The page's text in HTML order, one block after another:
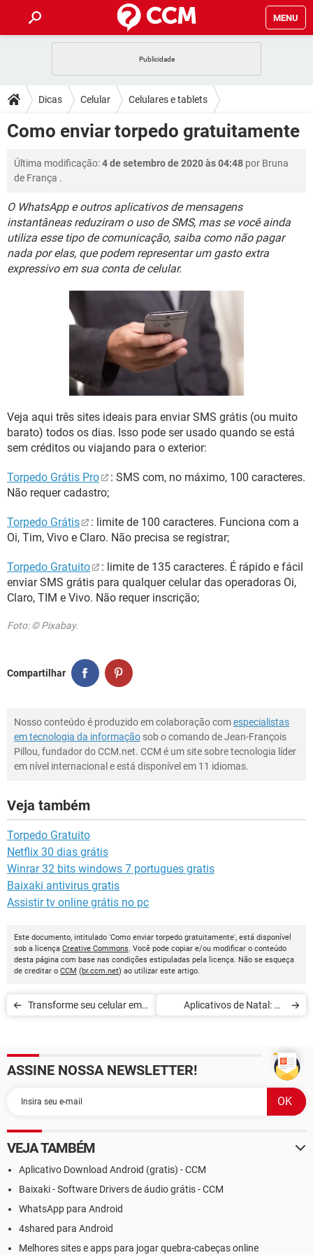
MENU
CELULAR FACEBOOK
OUTLOOK EXCEL
GUIA DE COMPRAS
DICAS
JOGOS
CELULAR FACEBOOK
OUTLOOK EXCEL
GUIA DE COMPRAS
DOWNLOADS
CELULAR
INSTAGRAM GMAIL
GUIA DE COMPRAS
FÓRUM
CELULAR FACEBOOK
OUTLOOK EXCEL
INSTAGRAM GMAIL
JOGOS WHATSAPP
CELULAR
OUTLOOK EXCEL
GMAIL
GUIA DE COMPRAS
Dicas Celular Celulares e tablets
Como enviar torpedo gratuitamente
Última modificação:4 de setembro de 2020 às 04:48 por Bruna
de França .
O WhatsApp e outros aplicativos de mensagens
instantâneas reduziram o uso de SMS, mas se você ainda
utiliza esse tipo de comunicação, saiba como não pagar
nada por elas, que podem representar um gasto extra
expressivo em sua conta de celular.
Veja aqui três sites ideais para enviar SMS grátis (ou muito
barato) todos os dias. Isso pode ser usado quando se está
sem créditos ou viajando para o exterior:
Torpedo Grátis Pro
: SMS com, no máximo, 100 caracteres.
Não requer cadastro;
Torpedo Grátis
: limite de 100 caracteres. Funciona com a
Oi, Tim, Vivo e Claro. Não precisa se registrar;
Torpedo Gratuito
: limite de 135 caracteres. É rápido e fácil
enviar SMS grátis para qualquer celular das operadoras Oi,
Claro, TIM e Vivo. Não requer inscrição;
Foto: © Pixabay.
Compartilhar
Nosso conteúdo é produzido em colaboração comespecialistas
em tecnologia da informação sob o comando de Jean-François
Pillou, fundador do CCM.net. CCM é um site sobre tecnologia líder
em nível internacional e está disponível em 11 idiomas.
Veja também
Torpedo Gratuito
Netflix 30 dias grátis
Winrar 32 bits windows 7 portugues gratis
Baixaki antivirus gratis
Assistir tv online grátis no pc
Este documento, intitulado 'Como enviar torpedo gratuitamente', está disponível
sob a licença Creative Commons. Você pode copiar e/ou modificar o conteúdo
desta página com base nas condições estipuladas pela licença. Não se esqueça
de creditar o CCM (br.ccm.net) ao utilizar este artigo.
Transforme seu celular em
Aplicativos de Natal: 10
ASSINE NOSSA NEWSLETTER!
VEJA TAMBÉM
Aplicativo Download Android (gratis) - CCM
Baixaki - Software Drivers de áudio grátis - CCM
WhatsApp para Android
4shared para Android
Melhores sites e apps para jogar quebra-cabeças online